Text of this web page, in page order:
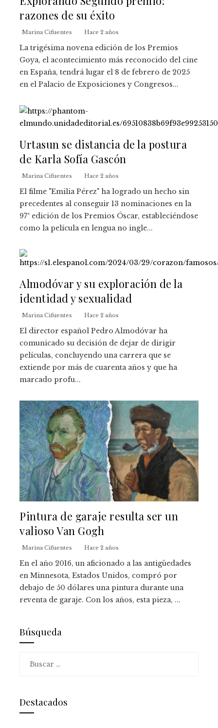
razones de su éxito
Marina Cifuentes Hace 2 años
La trigésima novena edición de los Premios
Goya, el acontecimiento más reconocido del cine
en España, tendrá lugar el 8 de febrero de 2025
en el Palacio de Exposiciones y Congresos...
Urtasun se distancia de la postura
de Karla Sofía Gascón
Marina Cifuentes Hace 2 años
El filme "Emilia Pérez" ha logrado un hecho sin
precedentes al conseguir 13 nominaciones en la
97ª edición de los Premios Óscar, estableciéndose
como la película en lengua no ingle...
Almodóvar y su exploración de la
identidad y sexualidad
Marina Cifuentes Hace 2 años
El director español Pedro Almodóvar ha
comunicado su decisión de dejar de dirigir
películas, concluyendo una carrera que se
extiende por más de cuarenta años y que ha
marcado profu...
Pintura de garaje resulta ser un
valioso Van Gogh
Marina Cifuentes Hace 2 años
En el año 2016, un aficionado a las antigüedades
en Minnesota, Estados Unidos, compró por
debajo de 50 dólares una pintura durante una
reventa de garaje. Con los años, esta pieza, ...
Búsqueda
Destacados